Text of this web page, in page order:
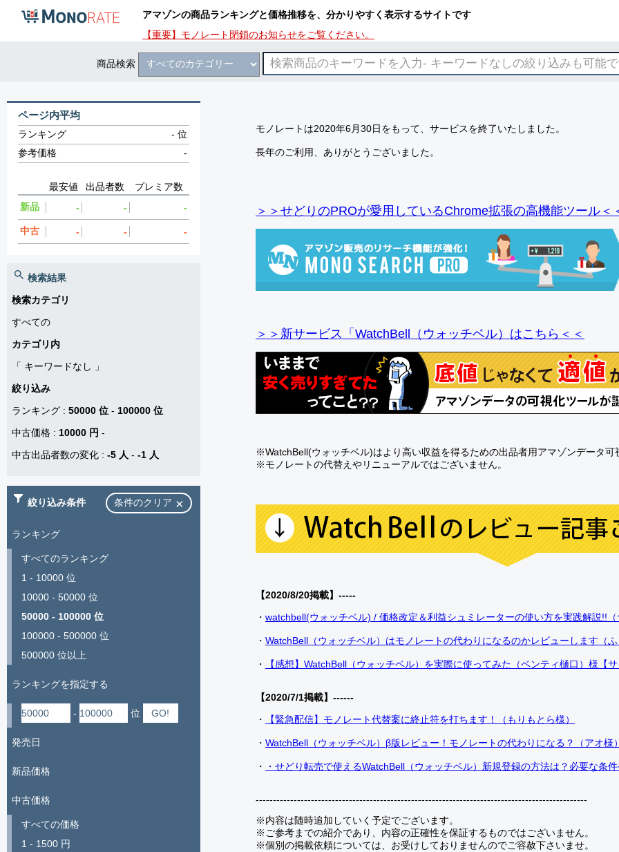
アマゾンの商品ランキングと価格推移を、分かりやすく表示するサイトです
【重要】モノレート閉鎖のお知らせをご覧ください。
商品検索
モノレートは2020年6月30日をもって、サービスを終了いたしました。
長年のご利用、ありがとうございました。
＞＞せどりのPROが愛用しているChrome拡張の高機能ツール＜
＞＞新サービス「WatchBell（ウォッチベル）はこちら＜＜
※WatchBell(ウォッチベル)はより高い収益を得るための出品者用アマゾンデータ可
※モノレートの代替えやリニューアルではございません。
【2020/8/20掲載】-----
・ watchbell(ウォッチベル) / 価格改定＆利益シュミレーターの使い方を実践解説!!
・ WatchBell（ウォッチベル）はモノレートの代わりになるのかレビューします（
・ 【感想】WatchBell（ウォッチベル）を実際に使ってみた（ベンティ樋口）様【
【2020/7/1掲載】------
・
【緊急配信】モノレート代替案に終止符を打ちます！（もりもとら様）
・ WatchBell（ウォッチベル）β版レビュー！モノレートの代わりになる？（アオ様
・ ・せどり転売で使えるWatchBell（ウォッチベル）新規登録の方法は？必要な条
------------------------------------------------------------------------------------------------
※内容は随時追加していく予定でございます。
※ご参考までの紹介であり、内容の正確性を保証するものではございません。
※個別の掲載依頼については、お受けしておりませんのでご容赦下さいませ。
ページ内平均
ランキング -位
参考価格
-
最安値 出品者数
プレミア数
新品
- - -
中古 - - -
検索結果
検索カテゴリ
すべての
カテゴリ内
「 キーワードなし
」
絞り込み
ランキング : 50000 位 - 100000 位
中古価格 : 10000 円 -
中古出品者数の変化 : -5 人 - -1 人
絞り込み条件 条件のクリア
ランキング
すべてのランキング
1 - 10000 位
10000 - 50000 位
50000 - 100000 位
100000 - 500000 位
500000 位以上
ランキングを指定する
- 位
発売日
新品価格
中古価格
すべての価格
1 - 1500 円